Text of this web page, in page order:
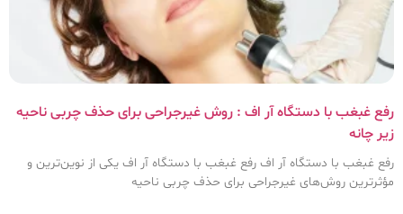
رفع غبغب با دستگاه آر اف : روش غیرجراحی برای حذف چربی ناحیه
زیر چانه
رفع غبغب با دستگاه آر اف رفع غبغب با دستگاه آر اف یکی از نوین‌ترین و
مؤثرترین روش‌های غیرجراحی برای حذف چربی ناحیه